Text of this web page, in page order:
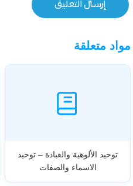
مواد متعلقة
توحيد الألوهية والعبادة – توحيد
الاسماء والصفات